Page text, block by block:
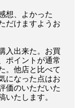
想、よかった
だけますようお
入出来た。お買
ポイントが通常
。他店と比べて
になった点はお
価のいただいた
いたします。